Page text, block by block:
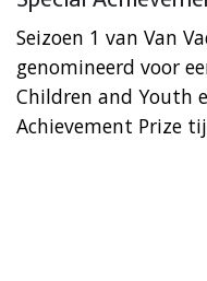
Seizoen 1 van Van
genomineerd voor
Children and Youth
Achievement Prize